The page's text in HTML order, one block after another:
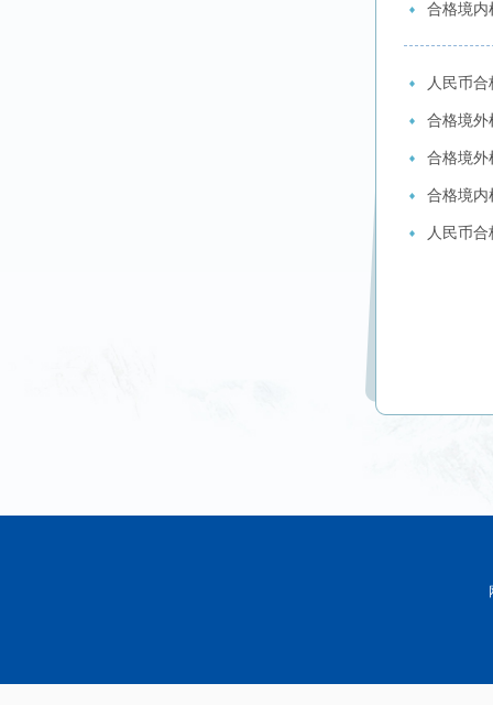
合格境内
人民币
合格境外
合格境外
合格境内
人民币